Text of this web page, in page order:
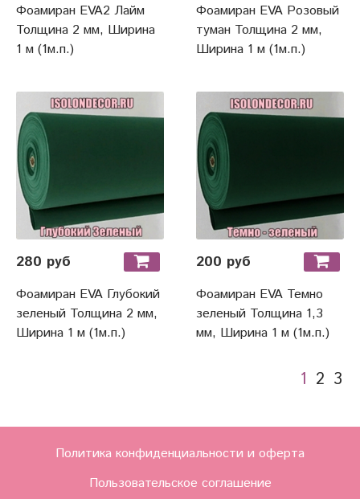
Фоамиран EVA2 Лайм
Толщина 2 мм, Ширина
1 м (1м.п.)
Фоамиран EVA Розовый
туман Толщина 2 мм,
Ширина 1 м (1м.п.)
280 руб
Фоамиран EVA Глубокий
зеленый Толщина 2 мм,
Ширина 1 м (1м.п.)
200 руб
Фоамиран EVA Темно
зеленый Толщина 1,3
мм, Ширина 1 м (1м.п.)
1 2 3
Политика конфиденциальности и оферта
Пользовательское соглашение